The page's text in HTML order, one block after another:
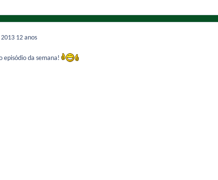
12 anos
episódio da semana!